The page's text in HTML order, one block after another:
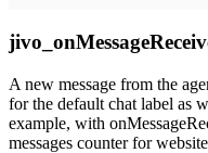
A new message from the
for the default chat label as
example, with
messages counter for